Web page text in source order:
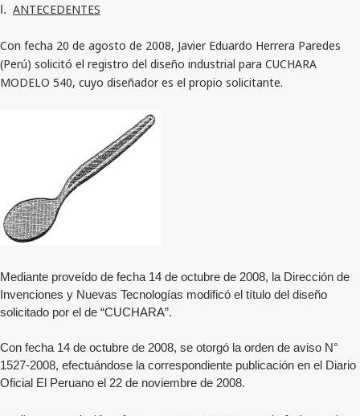
I. ANTECEDENTES
Con fecha 20 de agosto de 2008, Javier Eduardo Herrera Paredes
(Perú) solicitó el registro del diseño industrial para CUCHARA
MODELO 540, cuyo diseñador es el propio solicitante.
Mediante proveído de fecha 14 de octubre de 2008, la Dirección de
Invenciones y Nuevas Tecnologías modificó el título del diseño
solicitado por el de “CUCHARA”.
Con fecha 14 de octubre de 2008, se otorgó la orden de aviso N°
1527-2008, efectuándose la correspondiente publicación en el Diario
Oficial El Peruano el 22 de noviembre de 2008.